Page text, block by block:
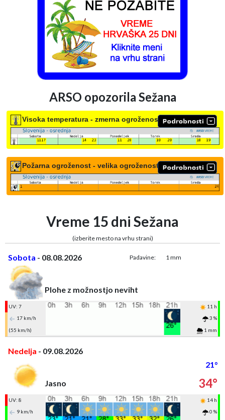
ARSO opozorila Sežana
Visoka temperatura - zmerna ogroženost
Požarna ogroženost - velika ogroženost
Vreme 15 dni Sežana
(izberite mesto na vrhu strani)
Sobota - 08.08.2026 Padavine: 1 mm
Plohe z možnostjo neviht
UV: 7
11 h
17 km/h
3 %
(55 km/h)
1 mm
Nedelja - 09.08.2026
21°
Jasno
34°
UV: 8
14 h
9 km/h
0 %